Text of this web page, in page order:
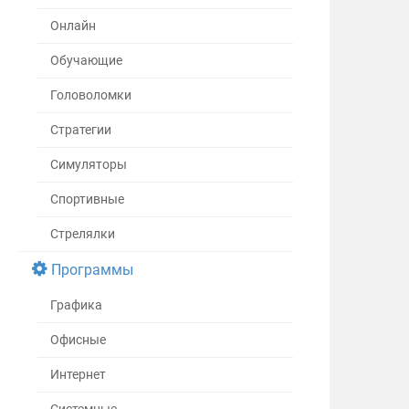
Онлайн
Обучающие
Головоломки
Стратегии
Симуляторы
Спортивные
Стрелялки
Программы
Графика
Офисные
Интернет